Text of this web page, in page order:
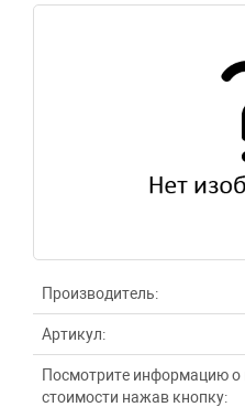
Производитель:
Артикул:
Посмотрите информацию о
стоимости нажав кнопку: